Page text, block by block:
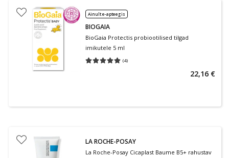
Ainult e-apteegis
BIOGAIA
BioGaia Protectis probiootilised tilgad
imikutele 5 ml
(4)
Keskmine hinnang 5.00
22,16 €
LA ROCHE-POSAY
La Roche-Posay Cicaplast Baume B5+ rahustav